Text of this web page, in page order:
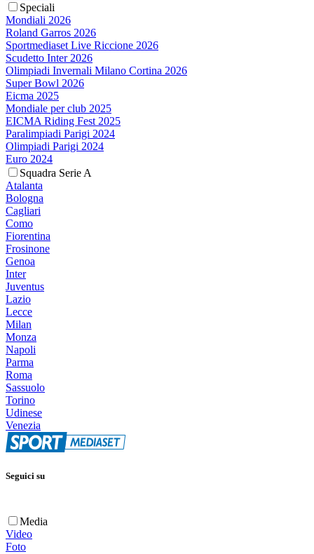
Speciali
Mondiali 2026
Roland Garros 2026
Sportmediaset Live Riccione 2026
Scudetto Inter 2026
Olimpiadi Invernali Milano Cortina 2026
Super Bowl 2026
Eicma 2025
Mondiale per club 2025
EICMA Riding Fest 2025
Paralimpiadi Parigi 2024
Olimpiadi Parigi 2024
Euro 2024
Squadra Serie A
Atalanta
Bologna
Cagliari
Como
Fiorentina
Frosinone
Genoa
Inter
Juventus
Lazio
Lecce
Milan
Monza
Napoli
Parma
Roma
Sassuolo
Torino
Udinese
Venezia
Seguici su
Media
Video
Foto